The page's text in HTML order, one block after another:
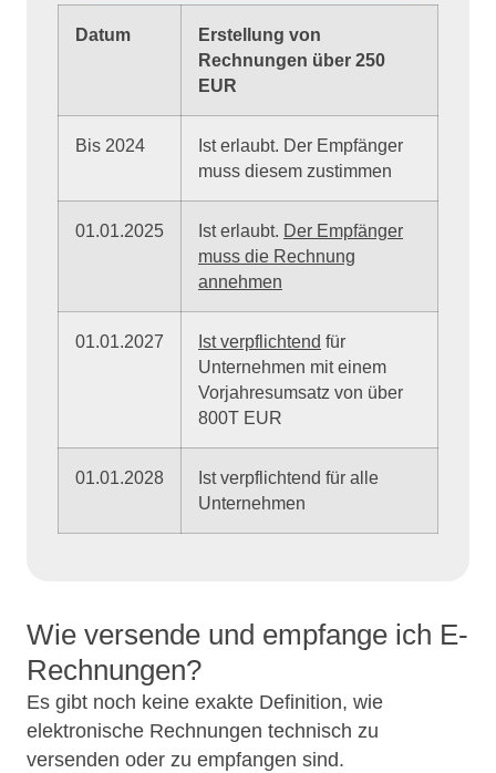
Datum
Erstellung von
Rechnungen über 250
EUR
Bis 2024
Ist erlaubt. Der Empfänger
muss diesem zustimmen
01.01.2025 Ist erlaubt. Der Empfänger
muss die Rechnung
annehmen
01.01.2027 Ist verpflichtend für
Unternehmen mit einem
Vorjahresumsatz von über
800T EUR
01.01.2028
Ist verpflichtend für alle
Unternehmen
Wie versende und empfange ich E-
Rechnungen?
Es gibt noch keine exakte Definition, wie
elektronische Rechnungen technisch zu
versenden oder zu empfangen sind.